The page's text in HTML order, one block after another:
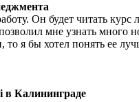
Он будет читать
мне узнать
я бы хотел понять ее
в Калининграде